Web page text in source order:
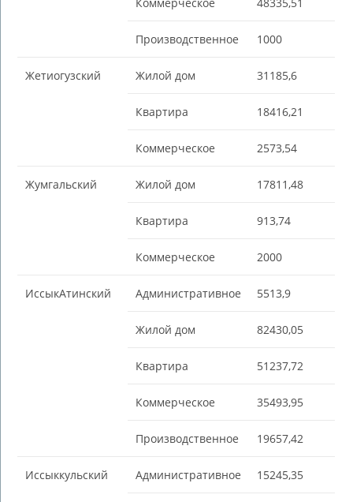
Производственное 1000
Жетиогузский Жилой дом 31185,6
Квартира 18416,21
Коммерческое 2573,54
Жумгальский Жилой дом 17811,48
Квартира 913,74
Коммерческое 2000
ИссыкАтинский Административное 5513,9
Жилой дом 82430,05
Квартира 51237,72
Коммерческое 35493,95
Производственное 19657,42
Иссыккульский Административное 15245,35